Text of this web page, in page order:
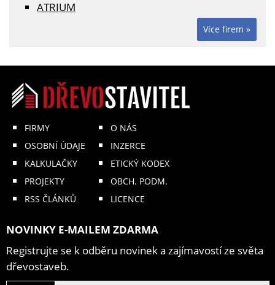
ATRIUM
Více firem »
FIRMY
OSOBNÍ ÚDAJE
KALKULAČKY
PROJEKTY
RSS ČLÁNKŮ
O NÁS
INZERCE
ETICKÝ KODEX
OBCH. PODM.
LICENCE
NOVINKY E-MAILEM ZDARMA
Registrujte se k odběru novinek a zajímavostí ze světa
dřevostaveb.